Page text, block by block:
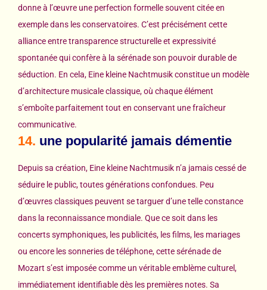
donne à l’œuvre une perfection formelle souvent citée en
exemple dans les conservatoires. C’est précisément cette
alliance entre transparence structurelle et expressivité
spontanée qui confère à la sérénade son pouvoir durable de
séduction. En cela, Eine kleine Nachtmusik constitue un modèle
d’architecture musicale classique, où chaque élément
s’emboîte parfaitement tout en conservant une fraîcheur
communicative.
14. une popularité jamais démentie
Depuis sa création, Eine kleine Nachtmusik n’a jamais cessé de
séduire le public, toutes générations confondues. Peu
d’œuvres classiques peuvent se targuer d’une telle constance
dans la reconnaissance mondiale. Que ce soit dans les
concerts symphoniques, les publicités, les films, les mariages
ou encore les sonneries de téléphone, cette sérénade de
Mozart s’est imposée comme un véritable emblème culturel,
immédiatement identifiable dès les premières notes. Sa